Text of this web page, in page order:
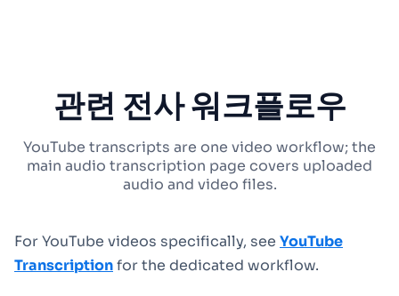
관련 전사 워크플로우
YouTube transcripts are one video workflow; the
main audio transcription page covers uploaded
audio and video files.
For YouTube videos specifically, see YouTube
Transcriptionfor the dedicated workflow.